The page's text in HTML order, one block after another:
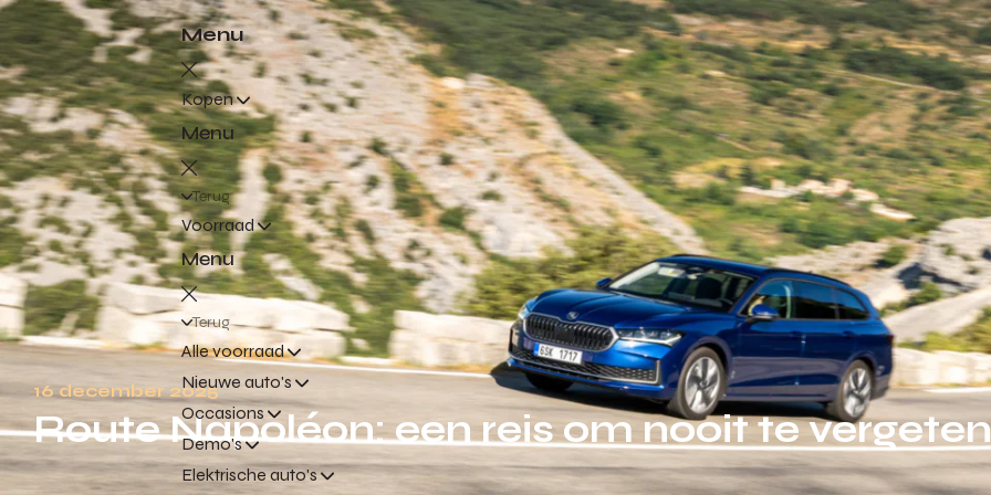
Menu
Kopen
Menu
Terug
Voorraad
Menu
Terug
Alle voorraad
Nieuwe auto's
Occasions
Demo's
Elektrische auto's
16 december 2025
Route Napoléon: een reis om nooit te vergeten